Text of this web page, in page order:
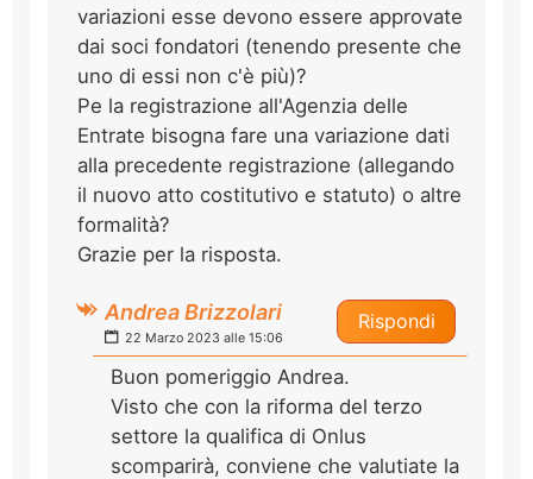
variazioni esse devono essere approvate
dai soci fondatori (tenendo presente che
uno di essi non c'è più)?
Pe la registrazione all'Agenzia delle
Entrate bisogna fare una variazione dati
alla precedente registrazione (allegando
il nuovo atto costitutivo e statuto) o altre
formalità?
Grazie per la risposta.
Rispondi
Andrea Brizzolari
22 Marzo 2023 alle 15:06
Buon pomeriggio Andrea.
Visto che con la riforma del terzo
settore la qualifica di Onlus
scomparirà, conviene che valutiate la